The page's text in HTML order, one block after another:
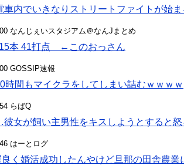
車内でいきなりストリートファイトが始
なんじぇいスタジアム＠なんJまとめ
本 41打点 ←このおっさん
GOSSIP速報
時間もマイクラをしてしまい詰むｗｗｗｗ
らばQ
女が飼い主男性をキスしようとすると怒
はーとログ
く婚活成功したんやけど旦那の田舎農